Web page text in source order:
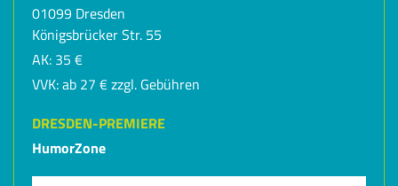
01099 Dresden
Königsbrücker Str. 55
AK: 35 €
VVK: ab 27 € zzgl. Gebühren
DRESDEN-PREMIERE
HumorZone